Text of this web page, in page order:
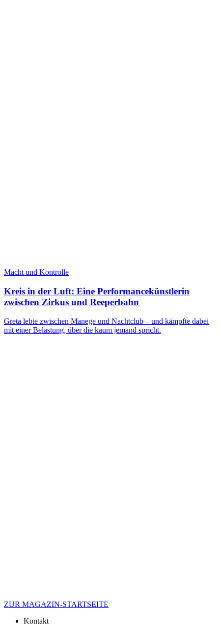
Macht und Kontrolle
Kreis in der Luft: Eine Performancekünstlerin
zwischen Zirkus und Reeperbahn
Greta lebte zwischen Manege und Nachtclub – und kämpfte dabei
mit einer Belastung, über die kaum jemand spricht.
ZUR MAGAZIN-STARTSEITE
Kontakt